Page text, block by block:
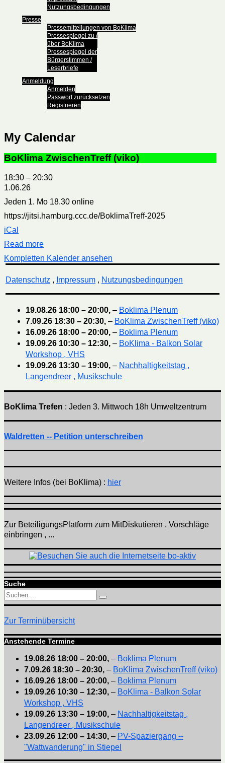
Nutzungsbedingungen
Presse
Pressemitteilungen von BoKlima
Pressespiegel zu /
über BoKlima
Pressespiegel der
Bürgerstimmen /
Leserbriefe
Anmeldung
Anmelden
Passwort zurücksetzen
Registrieren
My Calendar
BoKlima ZwischenTreff (viko)
18:30 – 20:30
1.06.26
Jeden 1. Mo 18.30 online
https://jitsi.hamburg.ccc.de/BoklimaTreff-2025
iCal
Read more
Kompletten Kalender ansehen
Datenschutz , Impressum, Nutzungsbedingungen
19.08.26 18:00 – 20:00, – Boklima Plenum
7.09.26 18:30 – 20:30, – BoKlima ZwischenTreff (viko)
16.09.26 18:00 – 20:00, – Boklima Plenum
19.09.26 10:30 – 12:30, – BoKlima - Balkon Solar
Workshop , VHS
19.09.26 13:30 – 19:00, – Nachhaltigkeitstag ,
Langendreer , Musikschule
BoKlima Trefen : Jeden 3. Mittwoch 18h Umweltzentrum
Waldretten -- Petition unterschreiben
Weitere Infos (bei BoKlima) : hier
Zur BeteiligungsPlatform zum MitDiskutieren , Vorschläge
einbringen , ...
Suche
Suchen
nach:
Suchen
Zur Terminübersicht
Anstehende Termine
19.08.26 18:00 – 20:00, – Boklima Plenum
7.09.26 18:30 – 20:30, – BoKlima ZwischenTreff (viko)
16.09.26 18:00 – 20:00, – Boklima Plenum
19.09.26 10:30 – 12:30, – BoKlima - Balkon Solar
Workshop , VHS
19.09.26 13:30 – 19:00, – Nachhaltigkeitstag ,
Langendreer , Musikschule
23.09.26 12:00 – 14:30, – PV-Spaziergang --
"Wattwanderung" in Stiepel